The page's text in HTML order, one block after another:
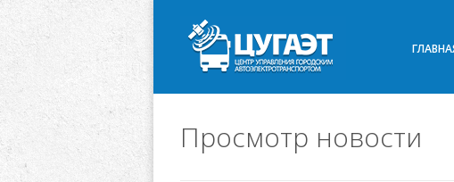
Просмотр новости